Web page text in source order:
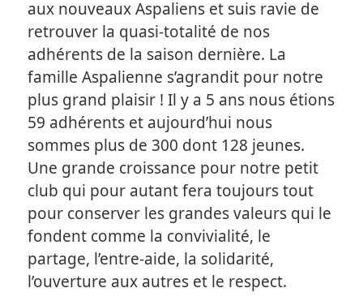
aux nouveaux Aspaliens et suis ravie de
retrouver la quasi-totalité de nos
adhérents de la saison dernière. La
famille Aspalienne s’agrandit pour notre
plus grand plaisir ! Il y a 5 ans nous étions
59 adhérents et aujourd’hui nous
sommes plus de 300 dont 128 jeunes.
Une grande croissance pour notre petit
club qui pour autant fera toujours tout
pour conserver les grandes valeurs qui le
fondent comme la convivialité, le
partage, l’entre-aide, la solidarité,
l’ouverture aux autres et le respect.